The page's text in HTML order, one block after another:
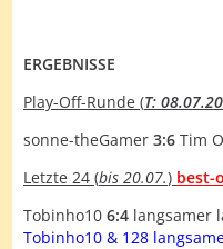
ERGEBNISSE
Play-Off-Runde (T:
sonne-theGamer 3:6 Tim
Letzte 24 (bis 20.07.) best-
Tobinho10 6:4 langsamer
Tobinho10 & 128